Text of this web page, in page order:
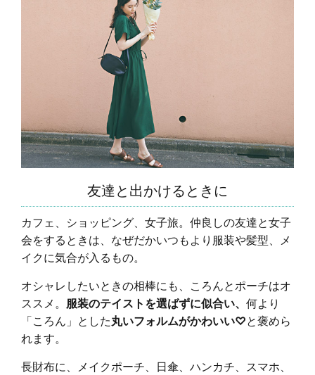
友達と出かけるときに
カフェ、ショッピング、女子旅。仲良しの友達と女子
会をするときは、なぜだかいつもより服装や髪型、メ
イクに気合が入るもの。
オシャレしたいときの相棒にも、ころんとポーチはオ
ススメ。 服装のテイストを選ばずに似合い、 何より
「ころん」とした丸いフォルムがかわいい♡と褒めら
れます。
長財布に、メイクポーチ、日傘、ハンカチ、スマホ、